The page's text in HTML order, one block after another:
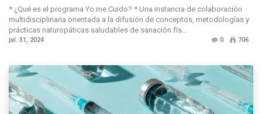
* ¿Qué es el programa Yo me Cuido? * Una instancia de colaboración
multidisciplinaria orientada a la difusión de conceptos, metodologías y
prácticas naturopáticas saludables de sanación fís...
jul. 31, 2024 0 706